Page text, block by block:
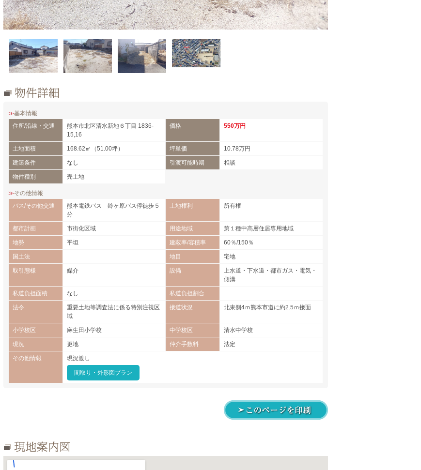
基本情報
住所/沿線・交通
熊本市北区清水新地６丁目 1836-
15,16
価格 550万円
土地面積 168.62㎡（51.00坪） 坪単価 10.78万円
建築条件 なし 引渡可能時期 相談
物件種別 売土地
その他情報
バス/その他交通
熊本電鉄バス 鈴ヶ原バス停徒歩５
分
土地権利 所有権
都市計画 市街化区域 用途地域 第１種中高層住居専用地域
地勢 平坦 建蔽率/容積率 60％/150％
国土法 地目 宅地
取引態様 媒介 設備
上水道・下水道・都市ガス・電気・
側溝
私道負担面積 なし 私道負担割合
法令
重要土地等調査法に係る特別注視区
域
接道状況 北東側4ｍ熊本市道に約2.5ｍ接面
小学校区 麻生田小学校 中学校区 清水中学校
現況 更地 仲介手数料 法定
その他情報 現況渡し
間取り・外形図プラン